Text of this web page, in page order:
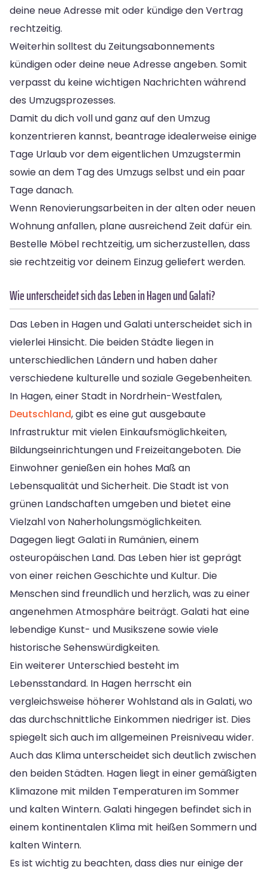
deine neue Adresse mit oder kündige den Vertrag
rechtzeitig.
Weiterhin solltest du Zeitungsabonnements
kündigen oder deine neue Adresse angeben. Somit
verpasst du keine wichtigen Nachrichten während
des Umzugsprozesses.
Damit du dich voll und ganz auf den Umzug
konzentrieren kannst, beantrage idealerweise einige
Tage Urlaub vor dem eigentlichen Umzugstermin
sowie an dem Tag des Umzugs selbst und ein paar
Tage danach.
Wenn Renovierungsarbeiten in der alten oder neuen
Wohnung anfallen, plane ausreichend Zeit dafür ein.
Bestelle Möbel rechtzeitig, um sicherzustellen, dass
sie rechtzeitig vor deinem Einzug geliefert werden.
Wie unterscheidet sich das Leben in Hagen und Galati?
Das Leben in Hagen und Galati unterscheidet sich in
vielerlei Hinsicht. Die beiden Städte liegen in
unterschiedlichen Ländern und haben daher
verschiedene kulturelle und soziale Gegebenheiten.
In Hagen, einer Stadt in Nordrhein-Westfalen,
Deutschland, gibt es eine gut ausgebaute
Infrastruktur mit vielen Einkaufsmöglichkeiten,
Bildungseinrichtungen und Freizeitangeboten. Die
Einwohner genießen ein hohes Maß an
Lebensqualität und Sicherheit. Die Stadt ist von
grünen Landschaften umgeben und bietet eine
Vielzahl von Naherholungsmöglichkeiten.
Dagegen liegt Galati in Rumänien, einem
osteuropäischen Land. Das Leben hier ist geprägt
von einer reichen Geschichte und Kultur. Die
Menschen sind freundlich und herzlich, was zu einer
angenehmen Atmosphäre beiträgt. Galati hat eine
lebendige Kunst- und Musikszene sowie viele
historische Sehenswürdigkeiten.
Ein weiterer Unterschied besteht im
Lebensstandard. In Hagen herrscht ein
vergleichsweise höherer Wohlstand als in Galati, wo
das durchschnittliche Einkommen niedriger ist. Dies
spiegelt sich auch im allgemeinen Preisniveau wider.
Auch das Klima unterscheidet sich deutlich zwischen
den beiden Städten. Hagen liegt in einer gemäßigten
Klimazone mit milden Temperaturen im Sommer
und kalten Wintern. Galati hingegen befindet sich in
einem kontinentalen Klima mit heißen Sommern und
kalten Wintern.
Es ist wichtig zu beachten, dass dies nur einige der